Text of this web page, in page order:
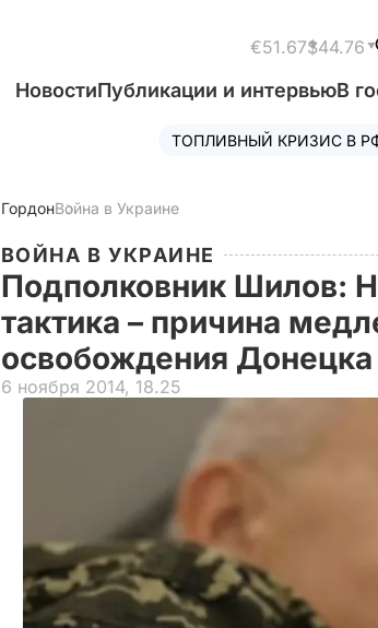
€51.67$44.76
НовостиПубликации и интервьюВ
ТОПЛИВНЫЙ КРИЗИС В
ГордонВойна в Украине
ВОЙНА В УКРАИНЕ
Подполковник Шилов:
тактика – причина
освобождения Донецка
6 ноября 2014, 18.25